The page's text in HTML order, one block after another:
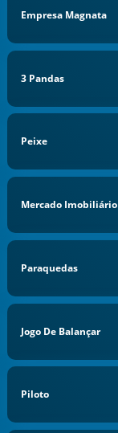
Empresa Magnata
3 Pandas
Peixe
Mercado Imobiliário
Paraquedas
Jogo De Balançar
Piloto